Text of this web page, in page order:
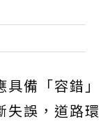
備「容錯」
失誤，道路環